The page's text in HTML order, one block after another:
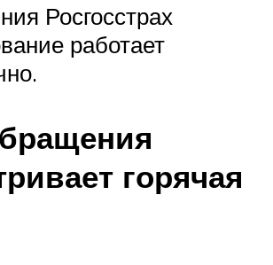
Росгосстрах
работает
горячая